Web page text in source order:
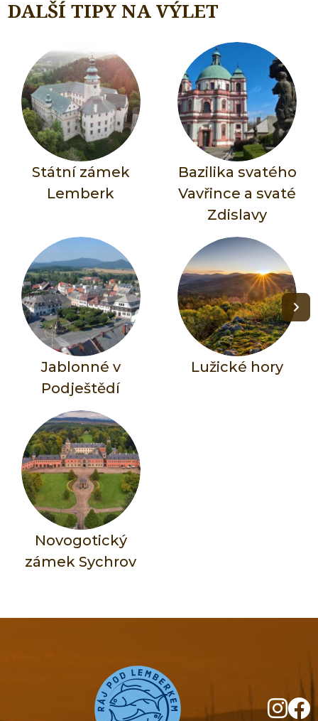
DALŠÍ TIPY NA VÝLET
Státní zámek
Lemberk
Bazilika svatého
Vavřince a svaté
Zdislavy
Jablonné v
Podještědí
Lužické hory
Novogotický
zámek Sychrov